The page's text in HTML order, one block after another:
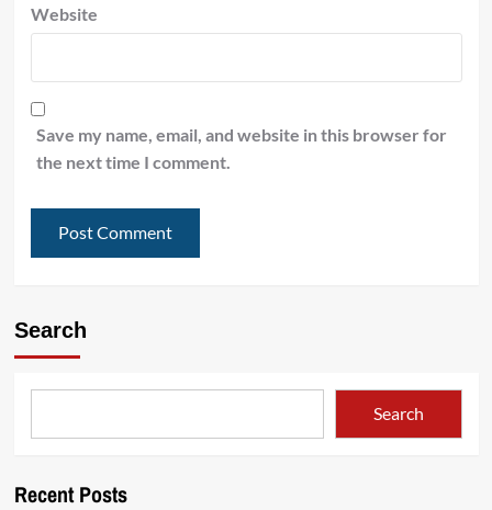
Website
Save my name, email, and website in this browser for
the next time I comment.
Search
Search
Recent Posts